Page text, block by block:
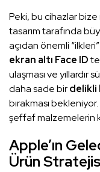
Peki, bu cihazlar
tasarım tarafında
açıdan önemli
ekran altı Face ID
ulaşması ve yıllardır
daha sade birdelikli
bırakması
şeffaf malzemelerin
Apple’ın
Ürün